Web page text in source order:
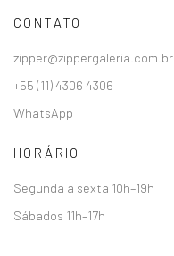
CONTATO
zipper@zippergaleria.com.br
+55 (11) 4306 4306
WhatsApp
HORÁRIO
Segunda a sexta 10h–19h
Sábados 11h–17h